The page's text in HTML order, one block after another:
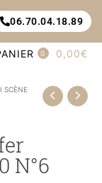
06.70.04.18.89
0 0,00€
SCÈNE
N°6